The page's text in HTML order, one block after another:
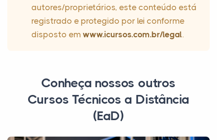
autores/proprietários, este conteúdo está
registrado e protegido por lei conforme
disposto em www.icursos.com.br/legal.
Conheça nossos outros
Cursos Técnicos a Distância
(EaD)